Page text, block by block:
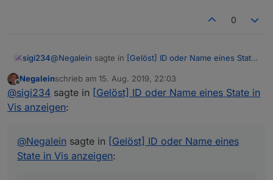
0
sigi234@Negalein sagte in [Gelöst] ID oder Name eines State
Nur passen true/false nicht zusammen.
Offline
Negaleinschrieb am 15. Aug. 2019, 22:03
zuletzt editiert von
@sigi234 sagte in [Gelöst] ID oder Name eines State in
Vis anzeigen:
@Negalein sagte in [Gelöst] ID oder Name eines
State in Vis anzeigen: